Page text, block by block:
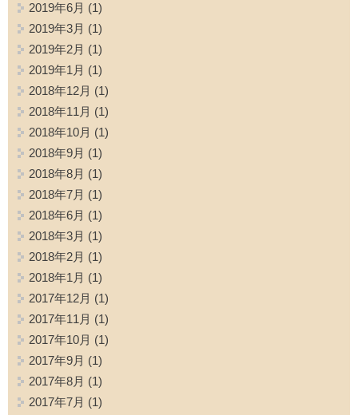
2019年6月 (1)
2019年3月 (1)
2019年2月 (1)
2019年1月 (1)
2018年12月 (1)
2018年11月 (1)
2018年10月 (1)
2018年9月 (1)
2018年8月 (1)
2018年7月 (1)
2018年6月 (1)
2018年3月 (1)
2018年2月 (1)
2018年1月 (1)
2017年12月 (1)
2017年11月 (1)
2017年10月 (1)
2017年9月 (1)
2017年8月 (1)
2017年7月 (1)